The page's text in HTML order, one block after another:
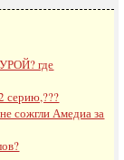
где
серию,???
сожгли Амедиа за